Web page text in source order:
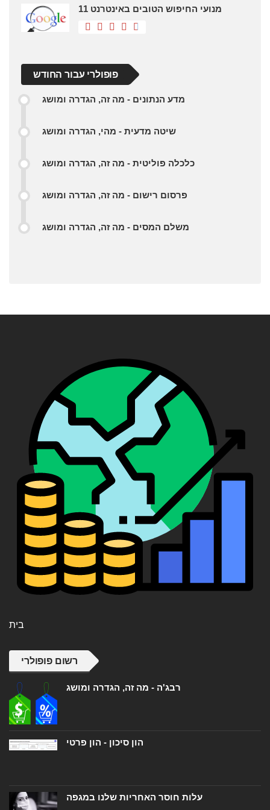
11 מנועי החיפוש הטובים באינטרנט
פופולרי עבור החודש
מדע הנתונים - מה זה, הגדרה ומושג
שיטה מדעית - מהי, הגדרה ומושג
כלכלה פוליטית - מה זה, הגדרה ומושג
פרסום רישום - מה זה, הגדרה ומושג
משלם המסים - מה זה, הגדרה ומושג
בית
רשום פופולרי
רבג'ה - מה זה, הגדרה ומושג
הון סיכון - הון פרטי
עלות חוסר האחריות שלנו במגפה